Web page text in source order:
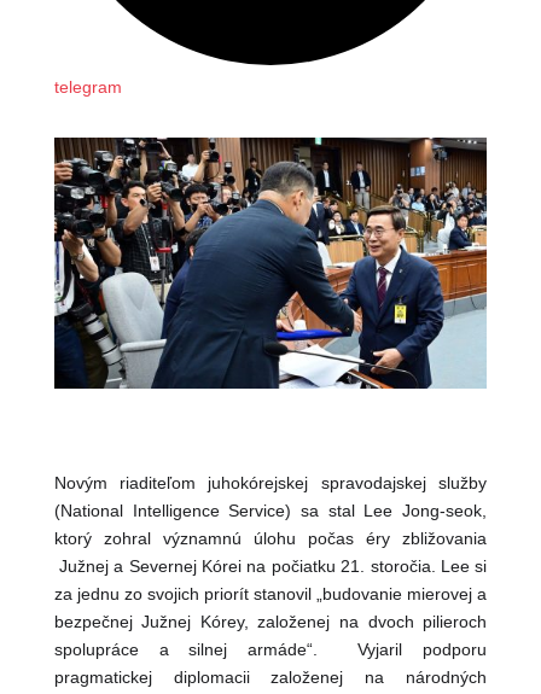
telegram
Novým riaditeľom juhokórejskej spravodajskej služby
(National Intelligence Service) sa stal Lee Jong-seok,
ktorý zohral významnú úlohu počas éry zbližovania
Južnej a Severnej Kórei na počiatku 21. storočia. Lee si
za jednu zo svojich priorít stanovil „budovanie mierovej a
bezpečnej Južnej Kórey, založenej na dvoch pilieroch
spolupráce a silnej armáde“. Vyjaril podporu
pragmatickej diplomacii založenej na národných